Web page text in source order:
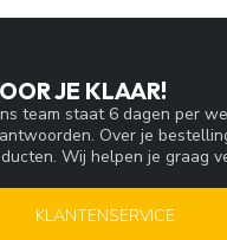
JE KLAAR!
team staat 6 dagen per
Over je
Wij helpen je graag
KLANTENSERVICE